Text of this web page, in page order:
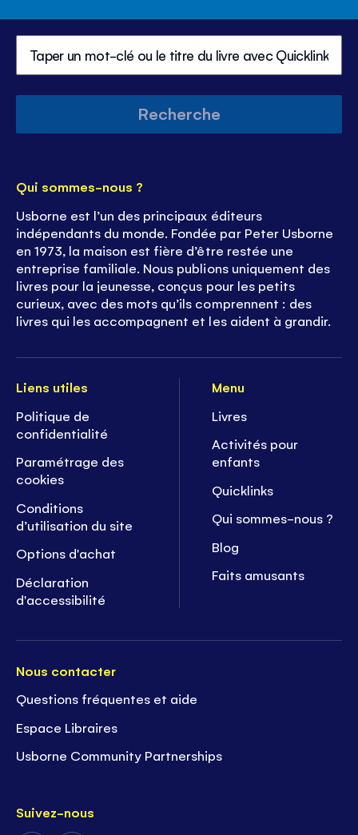
Recherche
Liens utiles
Politique de
confidentialité
Paramétrage des
cookies
Conditions
d’utilisation du site
Options d'achat
Déclaration
d'accessibilité
Menu
Livres
Activités pour
enfants
Quicklinks
Qui sommes-nous ?
Blog
Faits amusants
Nous contacter
Questions fréquentes et aide
Espace Libraires
Usborne Community Partnerships
Suivez-nous
Qui sommes-nous ?
Usborne est l’un des principaux éditeurs
indépendants du monde. Fondée par Peter Usborne
en 1973, la maison est fière d’être restée une
entreprise familiale. Nous publions uniquement des
livres pour la jeunesse, conçus pour les petits
curieux, avec des mots qu’ils comprennent : des
livres qui les accompagnent et les aident à grandir.